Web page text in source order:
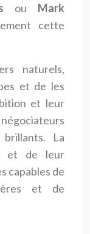
ou Mark
cette
naturels,
et de les
et leur
La
et de leur
capables de
et de